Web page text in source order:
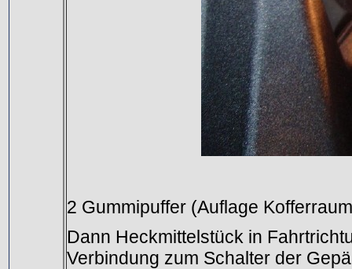
2 Gummipuffer (Auflage
Dann Heckmittelstück in
Verbindung zum Schalter der